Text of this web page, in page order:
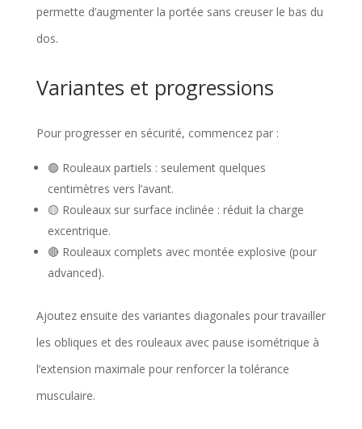
permette d’augmenter la portée sans creuser le bas du
dos.
Variantes et progressions
Pour progresser en sécurité, commencez par :
🟢 Rouleaux partiels : seulement quelques
centimètres vers l’avant.
🟡 Rouleaux sur surface inclinée : réduit la charge
excentrique.
🔴 Rouleaux complets avec montée explosive (pour
advanced).
Ajoutez ensuite des variantes diagonales pour travailler
les obliques et des rouleaux avec pause isométrique à
l’extension maximale pour renforcer la tolérance
musculaire.